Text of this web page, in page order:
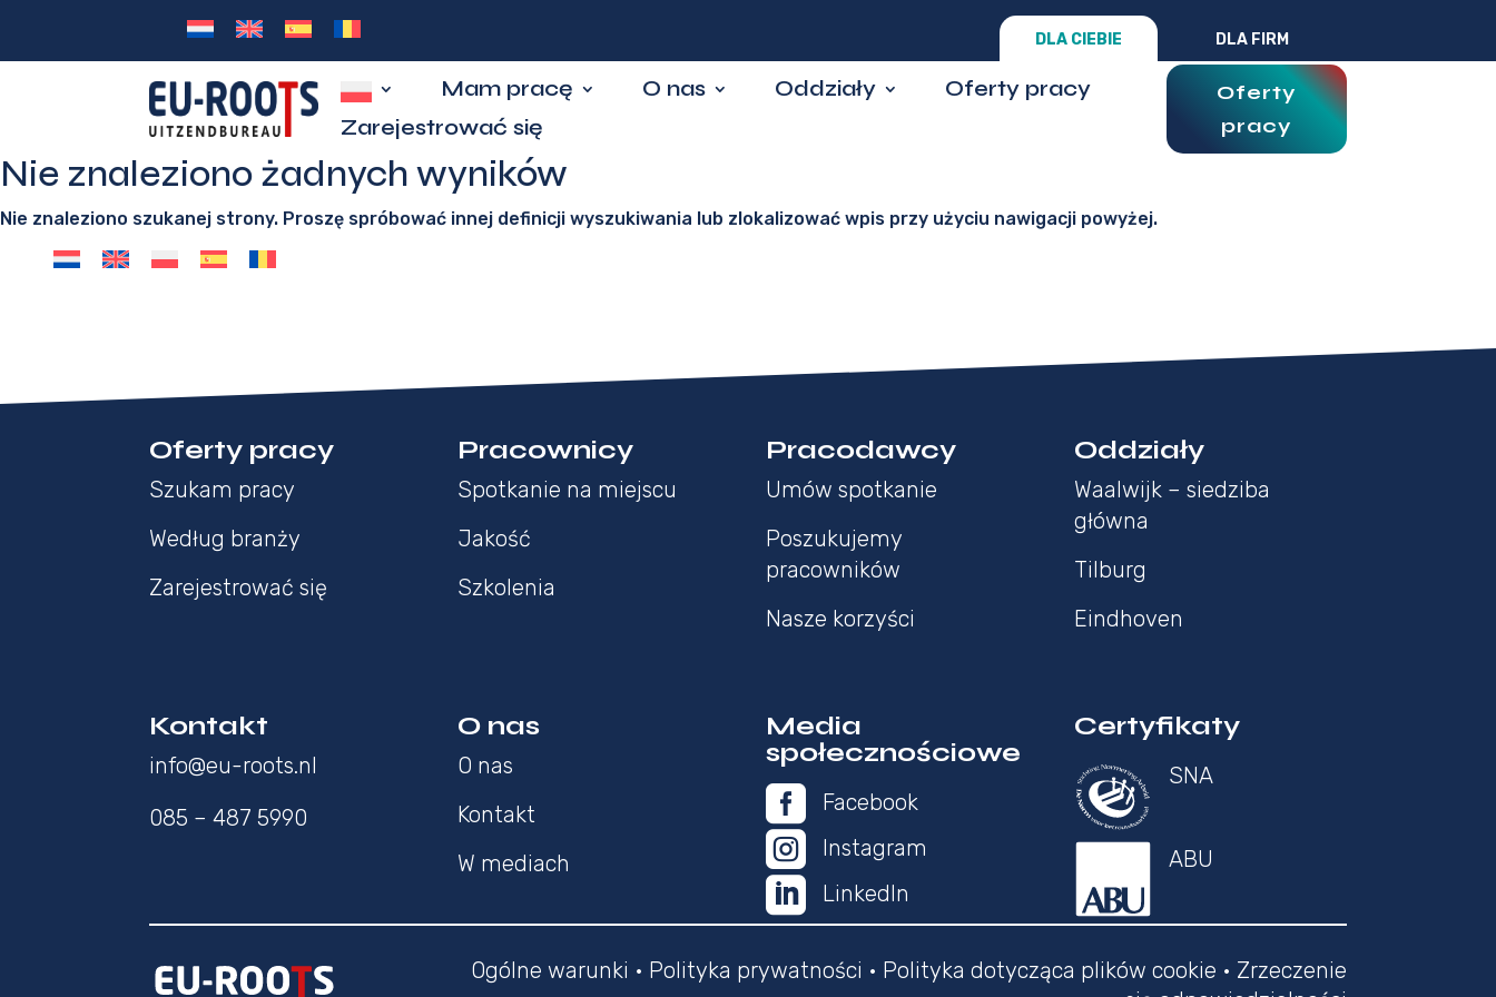
DLA CIEBIE DLA FIRM
Mam pracę O nas Oddziały
Oferty pracy
Zarejestrować się
Oferty
pracy
Nie znaleziono żadnych wyników
Nie znaleziono szukanej strony. Proszę spróbować innej definicji wyszukiwania lub zlokalizować wpis przy użyciu nawigacji powyżej.
Oferty pracy
Szukam pracy
Według branży
Zarejestrować się
Pracownicy
Spotkanie na miejscu
Jakość
Szkolenia
Pracodawcy
Umów spotkanie
Poszukujemy
pracowników
Nasze korzyści
Oddziały
Waalwijk – siedziba
główna
Tilburg
Eindhoven
Kontakt
info@eu-roots.nl
085 – 487 5990
O nas
O nas
Kontakt
W mediach
Media
społecznościowe
 Facebook
 Instagram
 LinkedIn
Certyfikaty
SNA
ABU
Ogólne warunki • Polityka prywatności • Polityka dotycząca plików cookie • Zrzeczenie